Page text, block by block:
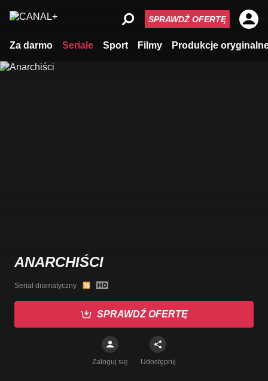
Za darmo Seriale Sport Filmy Produkcje
SPRAWDŹ OFERTĘ
ANARCHIŚCI
Serial dramatyczny
SPRAWDŹ OFERTĘ
Zaloguj się Udostępnij